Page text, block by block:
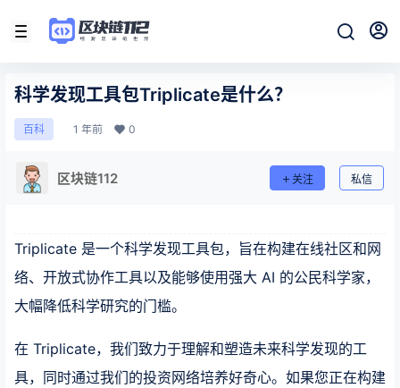
科学发现工具包Triplicate是什么？
百科 1 年前 0
区块链112 关注 私信
Triplicate 是一个科学发现工具包，旨在构建在线社区和网
络、开放式协作工具以及能够使用强大 AI 的公民科学家，
大幅降低科学研究的门槛。
在 Triplicate，我们致力于理解和塑造未来科学发现的工
具，同时通过我们的投资网络培养好奇心。如果您正在构建